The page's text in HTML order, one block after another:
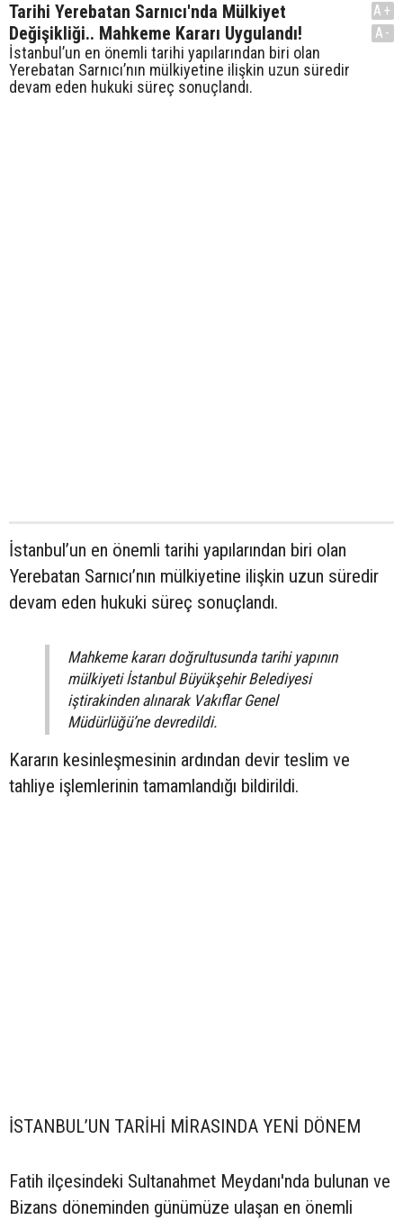
Tarihi Yerebatan Sarnıcı'nda Mülkiyet
Değişikliği.. Mahkeme Kararı Uygulandı!
İstanbul’un en önemli tarihi yapılarından biri olan
Yerebatan Sarnıcı’nın mülkiyetine ilişkin uzun süredir
devam eden hukuki süreç sonuçlandı.
A+
A-
İstanbul’un en önemli tarihi yapılarından biri olan
Yerebatan Sarnıcı’nın mülkiyetine ilişkin uzun süredir
devam eden hukuki süreç sonuçlandı.
Mahkeme kararı doğrultusunda tarihi yapının
mülkiyeti İstanbul Büyükşehir Belediyesi
iştirakinden alınarak Vakıflar Genel
Müdürlüğü’ne devredildi.
Kararın kesinleşmesinin ardından devir teslim ve
tahliye işlemlerinin tamamlandığı bildirildi.
İSTANBUL’UN TARİHİ MİRASINDA YENİ DÖNEM
Fatih ilçesindeki Sultanahmet Meydanı'nda bulunan ve
Bizans döneminden günümüze ulaşan en önemli